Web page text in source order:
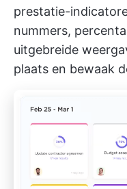
prestatie-
nummers,
uitgebreide
plaats en bewaak